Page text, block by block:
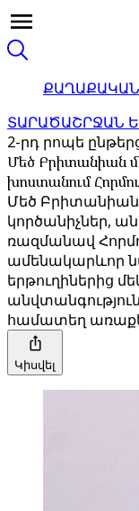
ՏԱՐԱԾԱՇՐՋԱՆ
2-րդ րոպե
Մեծ Բրիտանիան
խոստանում
Մեծ Բրիտանիան
կործանիչներ,
ռազմանավ
ամենակարևոր
երթուղիներից
համատեղ
Կիսվել